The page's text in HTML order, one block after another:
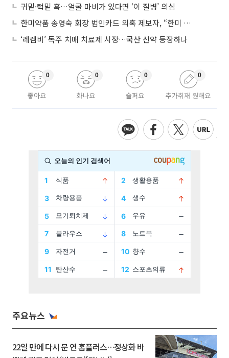
귀밑·턱밑 혹…얼굴 마비가 있다면 ‘이 질병’ 의심
한미약품 송영숙 회장 법인카드 의혹 제보자, “한미 잘 되기 바라는 마음”
‘레켐비’ 독주 치매 치료제 시장…국산 신약 등장하나
좋아요
0
화나요
0
슬퍼요
0
추가취재 원해요
0
주요뉴스
22일 만에 다시 문 연 홈플러스…정상화 바